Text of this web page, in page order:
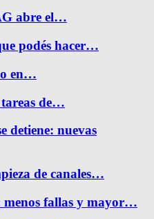
abre el…
podés hacer…
en…
de…
detiene: nuevas
de canales…
menos fallas y mayor…